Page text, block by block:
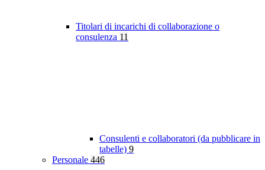
Titolari di incarichi di collaborazione o
consulenza 11
Consulenti e collaboratori (da pubblicare in
tabelle) 9
Personale 446